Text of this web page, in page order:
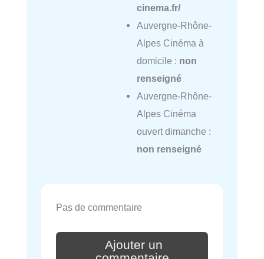
cinema.fr/
Auvergne-Rhône-
Alpes Cinéma à
domicile : non
renseigné
Auvergne-Rhône-
Alpes Cinéma
ouvert dimanche :
non renseigné
Pas de commentaire
Ajouter un